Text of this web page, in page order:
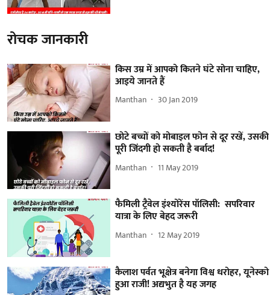
रोचक जानकारी
किस उम्र में आपको कितने घंटे सोना चाहिए,
आइये जानते हैं
Manthan 30 Jan 2019
छोटे बच्चों को मोबाइल फोन से दूर रखें, उसकी
पूरी जिंदगी हो सकती है बर्बाद!
Manthan 11 May 2019
फैमिली ट्रैवेल इंश्योरेंस पॉलिसी: सपरिवार
यात्रा के लिए बेहद जरूरी
Manthan 12 May 2019
कैलाश पर्वत भूक्षेत्र बनेगा विश्व धरोहर, यूनेस्को
हुआ राजी! अद्यभुत है यह जगह